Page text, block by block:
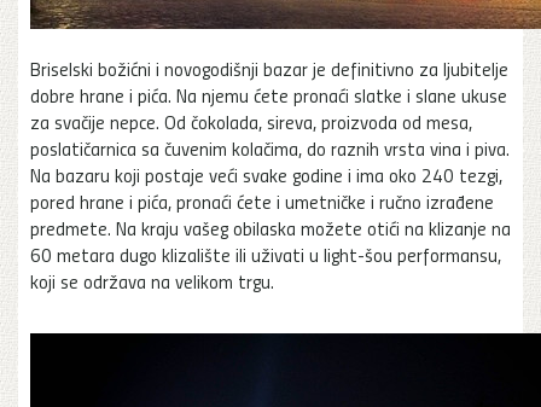
Briselski božićni i novogodišnji bazar je definitivno za ljubitelje
dobre hrane i pića. Na njemu ćete pronaći slatke i slane ukuse
za svačije nepce. Od čokolada, sireva, proizvoda od mesa,
poslatičarnica sa čuvenim kolačima, do raznih vrsta vina i piva.
Na bazaru koji postaje veći svake godine i ima oko 240 tezgi,
pored hrane i pića, pronaći ćete i umetničke i ručno izrađene
predmete. Na kraju vašeg obilaska možete otići na klizanje na
60 metara dugo klizalište ili uživati u light-šou performansu,
koji se održava na velikom trgu.